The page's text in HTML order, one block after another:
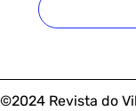
©2024 Revista do